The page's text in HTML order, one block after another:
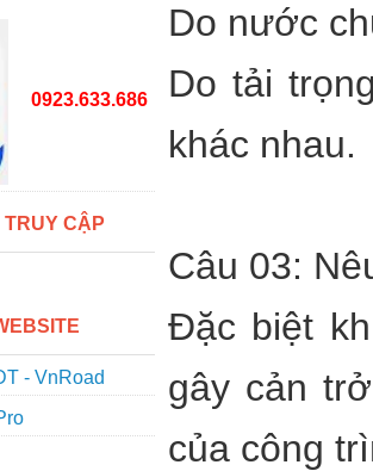
0923.633.686
TRUY CẬP
- VnRoad
Do nước
Do tải
khác nhau.
Câu 03:
Đặc biệt
gây cản
của công